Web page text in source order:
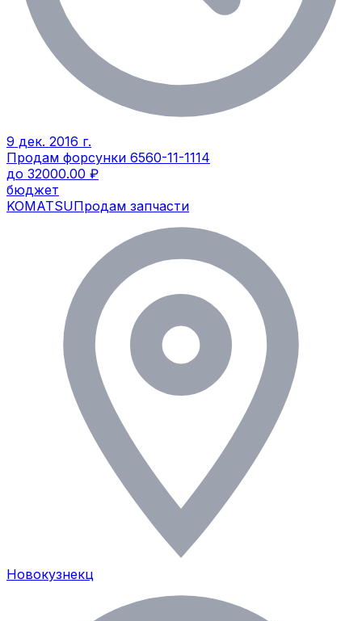
9 дек. 2016 г.
Продам форсунки 6560-11-1114
до 32000.00 ₽
бюджет
KOMATSUПродам запчасти
Новокузнекц